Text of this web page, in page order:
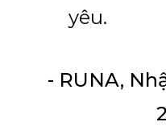
yêu.
- RUNA,